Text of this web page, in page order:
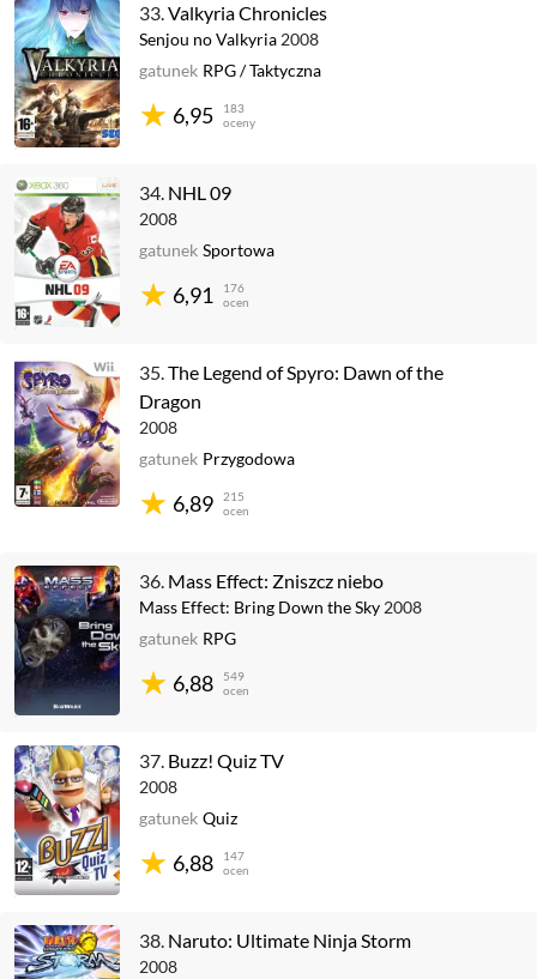
33.Valkyria Chronicles
Senjou no Valkyria 2008
6,95
183
oceny
gatunek RPG/Taktyczna
34. NHL 09
2008
6,91
176
ocen
gatunek Sportowa
35.The Legend of Spyro: Dawn of the
Dragon
2008
6,89
215
ocen
gatunek Przygodowa
36. Mass Effect: Zniszcz niebo
Mass Effect: Bring Down the Sky 2008
6,88
549
ocen
gatunek RPG
37. Buzz! Quiz TV
2008
6,88
147
ocen
gatunek Quiz
38. Naruto: Ultimate Ninja Storm
2008